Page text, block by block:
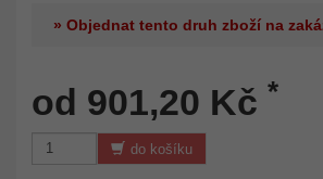
» Objednat tento druh zboží na
od 901,20 Kč *
do košíku